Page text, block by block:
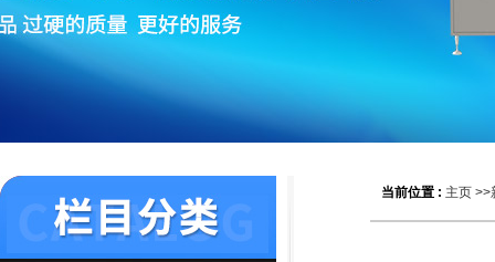
当前位置 : 主页 >>